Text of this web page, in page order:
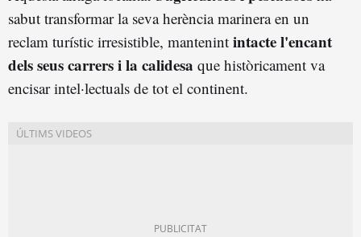
sabut transformar la seva herència marinera en un
reclam turístic irresistible, mantenint intacte l'encant
dels seus carrers i la calidesa que històricament va
encisar intel·lectuals de tot el continent.